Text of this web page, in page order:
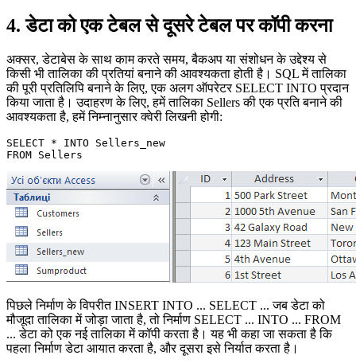
4. डेटा को एक टेबल से दूसरे टेबल पर कॉपी करना
अक्सर, डेटाबेस के साथ काम करते समय, बैकअप या संशोधन के उद्देश्य से
किसी भी तालिका की प्रतियां बनाने की आवश्यकता होती है। SQL में तालिका
की पूरी प्रतिलिपि बनाने के लिए, एक अलग ऑपरेटर SELECT INTO प्रदान
किया जाता है। उदाहरण के लिए, हमें तालिका Sellers की एक प्रति बनाने की
आवश्यकता है, हमें निम्नानुसार क्वेरी लिखनी होगी:
SELECT * INTO Sellers_new
पिछले निर्माण के विपरीत INSERT INTO ... SELECT ... जब डेटा को
मौजूदा तालिका में जोड़ा जाता है, तो निर्माण SELECT ... INTO ... FROM
... डेटा को एक नई तालिका में कॉपी करता है। यह भी कहा जा सकता है कि
पहला निर्माण डेटा आयात करता है, और दूसरा इसे निर्यात करता है।